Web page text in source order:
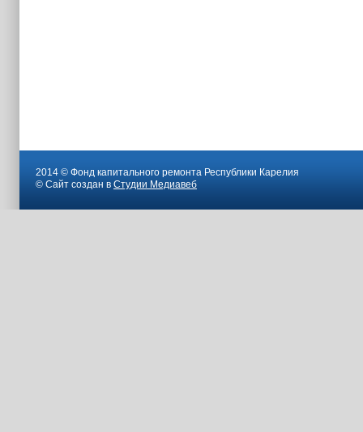
2014 © Фонд капитального ремонта Республики Карелия
© Сайт создан в Студии Медиавеб